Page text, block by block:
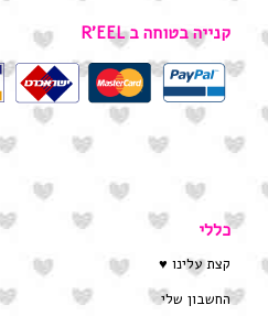
קנייה בטוחה ב R’EEL
כללי
קצת עלינו ♥
החשבון שלי